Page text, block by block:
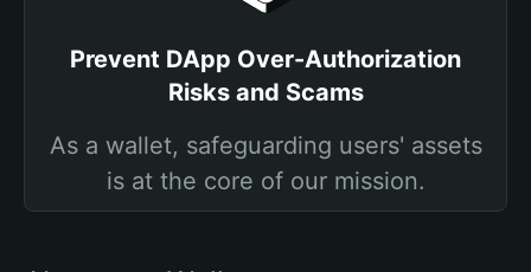
Prevent DApp Over-Authorization
Risks and Scams
As a wallet, safeguarding users' assets
is at the core of our mission.